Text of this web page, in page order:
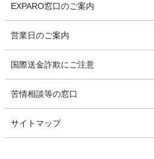
EXPARO窓口のご案内
営業日のご案内
国際送金詐欺にご注意
苦情相談等の窓口
サイトマップ